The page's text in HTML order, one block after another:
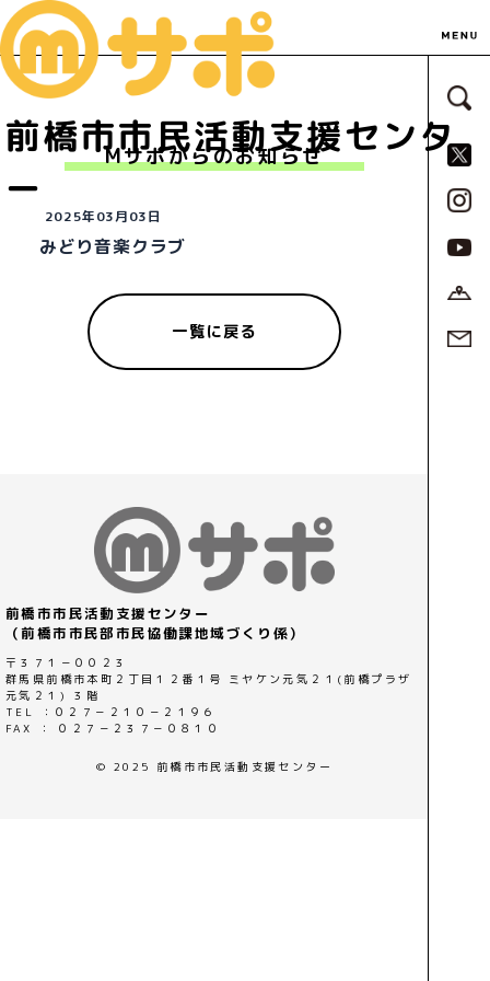
前橋市市民活動支援センタ
ー
サ
Mサポからのお知らせ
2025年03月03日
みどり音楽クラブ
一覧に戻る
前橋市市民活動支援センター
（前橋市市民部市民協働課地域づくり係）
〒３７１－００２３
群馬県前橋市本町２丁目１２番１号 ミヤケン元気２１(前橋プラザ
元気２１) ３階
TEL ：０２７－２１０－２１９６
FAX ： ０２７－２３７－０８１０
© 2025 前橋市市民活動支援センター